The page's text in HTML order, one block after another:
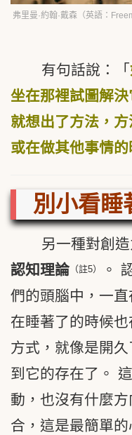
弗里曼·約翰·戴森（英語：
有句話說：「
坐在那裡試圖解
就想出了方法，
或在做其他事情的
別小看睡
另一種對創
認知理論 （註5）
。
們的頭腦中，一
在睡著了的時候
方式，就像是開
到它的存在了。
動，也沒有什麼
合，這是最簡單的